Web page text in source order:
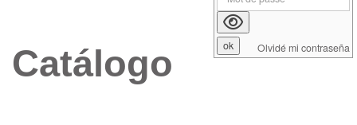
Catálogo Olvidé mi contraseña